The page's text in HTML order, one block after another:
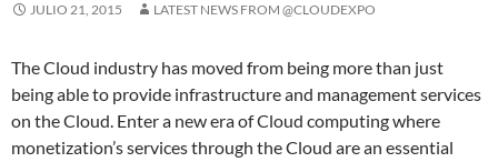
JULIO 21, 2015 LATEST NEWS FROM @CLOUDEXPO
The Cloud industry has moved from being more than just
being able to provide infrastructure and management services
on the Cloud. Enter a new era of Cloud computing where
monetization’s services through the Cloud are an essential